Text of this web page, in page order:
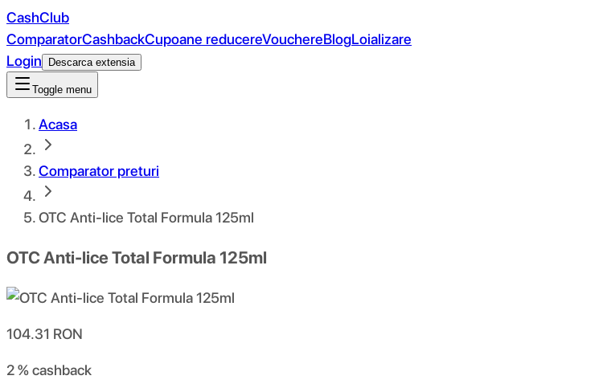
CashClub
ComparatorCashbackCupoane reducereVouchereBlogLoializare
Login
Descarca extensia
Toggle menu
Acasa
Comparator preturi
OTC Anti-lice Total Formula 125ml
OTC Anti-lice Total Formula 125ml
104.31 RON
2 %cashback